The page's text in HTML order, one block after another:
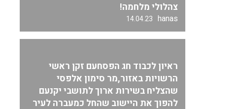
צהלולי מלחמה!
hanas
14.04.23
ראיון לכבוד חג הפסחעם זקן ראשי
הרשויות באזור,מר סימון אלפסי
שהצליח בשירות ארוך לתושבי יקנעם
להפוך את היישוב שהחל כמעברה לעיר